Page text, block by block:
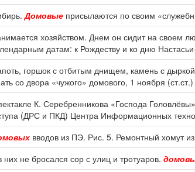
Домовые присылаются по своим
хозяйством. Днем он сидит на своем
датам: к Рождеству и ко дню
горшок с отбитым днищем, камень с
со двора «чужого» домового, 1 ноября
К. Серебренникова «Господа
(ДРС и ПКД) Центра Информационных
вводов из ПЭ. Рис. 5. Ремонтный хомут
них не бросался сор с улиц и тротуаров.